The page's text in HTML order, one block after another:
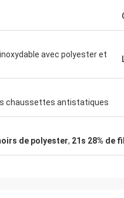
avec polyester et
chaussettes antistatiques
de polyester, 21s 28% de